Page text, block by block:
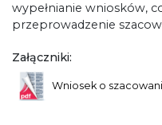
wypełnianie wniosków,
przeprowadzenie
Załączniki:
Wniosek o